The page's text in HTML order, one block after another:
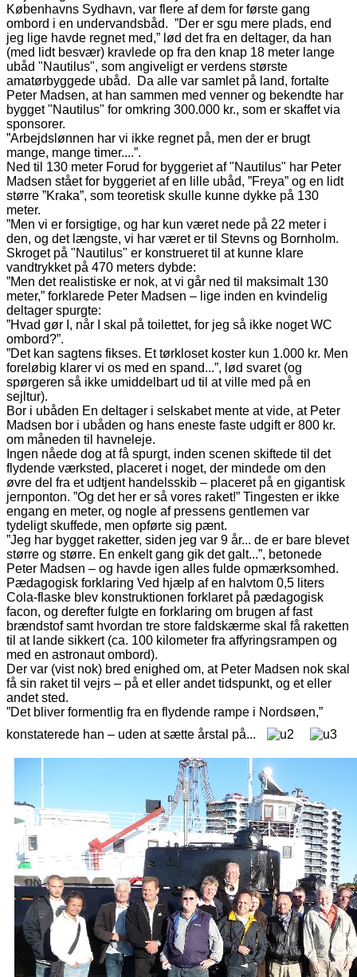
Københavns Sydhavn, var flere af dem for første gang
ombord i en undervandsbåd. ”Der er sgu mere plads, end
jeg lige havde regnet med,” lød det fra en deltager, da han
(med lidt besvær) kravlede op fra den knap 18 meter lange
ubåd "Nautilus", som angiveligt er verdens største
amatørbyggede ubåd.
Da alle var samlet på land, fortalte
Peter Madsen, at han sammen med venner og bekendte har
bygget "Nautilus" for omkring 300.000 kr., som er skaffet via
sponsorer.
”Arbejdslønnen har vi ikke regnet på, men der er brugt
mange, mange timer....”.
Ned til 130 meter Forud for byggeriet af "Nautilus" har Peter
Madsen stået for byggeriet af en lille ubåd, ”Freya” og en lidt
større ”Kraka”, som teoretisk skulle kunne dykke på 130
meter.
”Men vi er forsigtige, og har kun været nede på 22 meter i
den, og det længste, vi har været er til Stevns og Bornholm.
Skroget på "Nautilus" er konstrueret til at kunne klare
vandtrykket på 470 meters dybde:
”Men det realistiske er nok, at vi går ned til maksimalt 130
meter,” forklarede Peter Madsen – lige inden en kvindelig
deltager spurgte:
”Hvad gør I, når I skal på toilettet, for jeg så ikke noget WC
ombord?”.
”Det kan sagtens fikses. Et tørkloset koster kun 1.000 kr. Men
foreløbig klarer vi os med en spand...”, lød svaret (og
spørgeren så ikke umiddelbart ud til at ville med på en
sejltur).
Bor i ubåden En deltager i selskabet mente at vide, at Peter
Madsen bor i ubåden og hans eneste faste udgift er 800 kr.
om måneden til havneleje.
Ingen nåede dog at få spurgt, inden scenen skiftede til det
flydende værksted, placeret i noget, der mindede om den
øvre del fra et udtjent handelsskib – placeret på en gigantisk
jernponton. ”Og det her er så vores raket!” Tingesten er ikke
engang en meter, og nogle af pressens gentlemen var
tydeligt skuffede, men opførte sig pænt.
”Jeg har bygget raketter, siden jeg var 9 år... de er bare blevet
større og større. En enkelt gang gik det galt...”, betonede
Peter Madsen – og havde igen alles fulde opmærksomhed.
Pædagogisk forklaring Ved hjælp af en halvtom 0,5 liters
Cola-flaske blev konstruktionen forklaret på pædagogisk
facon, og derefter fulgte en forklaring om brugen af fast
brændstof samt hvordan tre store faldskærme skal få raketten
til at lande sikkert (ca. 100 kilometer fra affyringsrampen og
med en astronaut ombord).
Der var (vist nok) bred enighed om, at Peter Madsen nok skal
få sin raket til vejrs – på et eller andet tidspunkt, og et eller
andet sted.
”Det bliver formentlig fra en flydende rampe i Nordsøen,”
konstaterede han – uden at sætte årstal på...